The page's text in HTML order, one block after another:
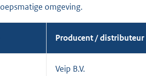
omgeving.
Producent / distributeur
Veip B.V.